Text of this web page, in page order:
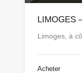
LIMOGES
Limoges, à
Acheter